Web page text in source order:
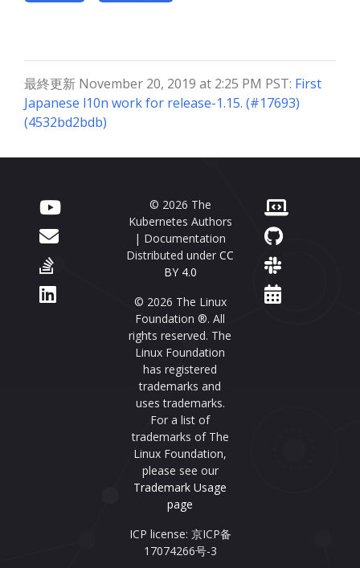
最終更新 November 20, 2019 at 2:25 PM PST: First
Japanese l10n work for release-1.15. (#17693)
(4532bd2bdb)
© 2026 The
Kubernetes Authors
| Documentation
Distributed under CC
BY 4.0
© 2026 The Linux
Foundation ®. All
rights reserved. The
Linux Foundation
has registered
trademarks and
uses trademarks.
For a list of
trademarks of The
Linux Foundation,
please see our
Trademark Usage
page
ICP license: 京ICP备
17074266号-3